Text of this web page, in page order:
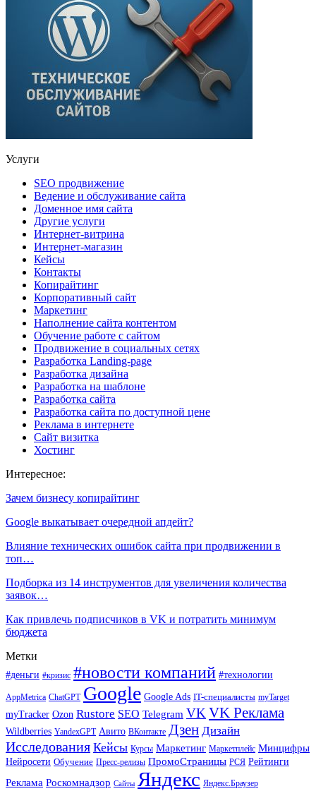
Услуги
SEO продвижение
Ведение и обслуживание сайта
Доменное имя сайта
Другие услуги
Интернет-витрина
Интернет-магазин
Кейсы
Контакты
Копирайтинг
Корпоративный сайт
Маркетинг
Наполнение сайта контентом
Обучение работе с сайтом
Продвижение в социальных сетях
Разработка Landing-page
Разработка дизайна
Разработка на шаблоне
Разработка сайта
Разработка сайта по доступной цене
Реклама в интернете
Сайт визитка
Хостинг
Интересное:
Зачем бизнесу копирайтинг
Google выкатывает очередной апдейт?
Влияние технических ошибок сайта при продвижении в
топ…
Подборка из 14 инструментов для увеличения количества
заявок…
Как привлечь подписчиков в VK и потратить минимум
бюджета
Метки
#деньги #кризис #новости компаний #технологии
AppMetrica ChatGPT Google Google Ads IT-специалисты myTarget
myTracker Ozon Rustore SEO Telegram VK VK Реклама
Wildberries YandexGPT Авито ВКонтакте Дзен Дизайн
Исследования Кейсы Курсы Маркетинг Маркетплейс Минцифры
Нейросети Обучение Пресс-релизы ПромоСтраницы РСЯ Рейтинги
Реклама Роскомнадзор Сайты Яндекс Яндекс.Браузер